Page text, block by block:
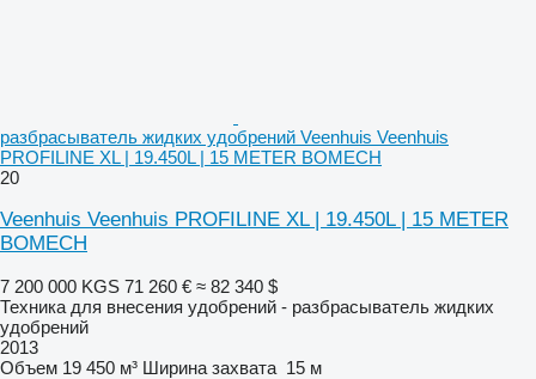
разбрасыватель жидких удобрений Veenhuis Veenhuis
PROFILINE XL | 19.450L | 15 METER BOMECH
20
Veenhuis Veenhuis PROFILINE XL | 19.450L | 15 METER
BOMECH
7 200 000 KGS 71 260 € ≈ 82 340 $
Техника для внесения удобрений - разбрасыватель жидких
удобрений
2013
Объем 19 450 м³ Ширина захвата 15 м